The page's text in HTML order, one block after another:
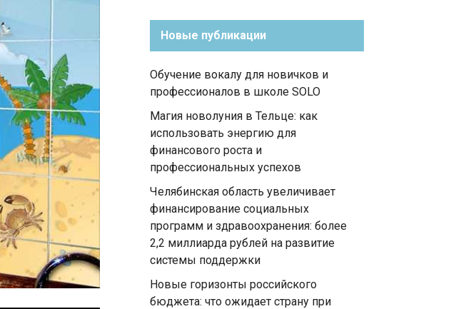
Новые публикации
Обучение вокалу для новичков и
профессионалов в школе SOLO
Магия новолуния в Тельце: как
использовать энергию для
финансового роста и
профессиональных успехов
Челябинская область увеличивает
финансирование социальных
программ и здравоохранения: более
2,2 миллиарда рублей на развитие
системы поддержки
Новые горизонты российского
бюджета: что ожидает страну при